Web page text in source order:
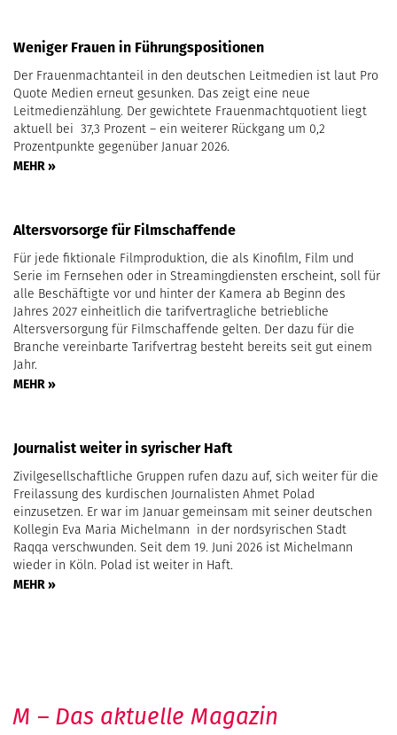
Weniger Frauen in Führungspositionen
Der Frauenmachtanteil in den deutschen Leitmedien ist laut Pro
Quote Medien erneut gesunken. Das zeigt eine neue
Leitmedienzählung. Der gewichtete Frauenmachtquotient liegt
aktuell bei 37,3 Prozent – ein weiterer Rückgang um 0,2
Prozentpunkte gegenüber Januar 2026.
MEHR »
Altersvorsorge für Filmschaffende
Für jede fiktionale Filmproduktion, die als Kinofilm, Film und
Serie im Fernsehen oder in Streamingdiensten erscheint, soll für
alle Beschäftigte vor und hinter der Kamera ab Beginn des
Jahres 2027 einheitlich die tarifvertragliche betriebliche
Altersversorgung für Filmschaffende gelten. Der dazu für die
Branche vereinbarte Tarifvertrag besteht bereits seit gut einem
Jahr.
MEHR »
Journalist weiter in syrischer Haft
Zivilgesellschaftliche Gruppen rufen dazu auf, sich weiter für die
Freilassung des kurdischen Journalisten Ahmet Polad
einzusetzen. Er war im Januar gemeinsam mit seiner deutschen
Kollegin Eva Maria Michelmann in der nordsyrischen Stadt
Raqqa verschwunden. Seit dem 19. Juni 2026 ist Michelmann
wieder in Köln. Polad ist weiter in Haft.
MEHR »
M – Das aktuelle Magazin